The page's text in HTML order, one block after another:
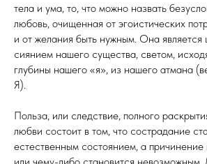
тела и ума, то, что можно назвать
любовь, очищенная от эгоистических
и от желания быть нужным. Она является
сиянием нашего существа, светом,
глубины нашего «я», из нашего атмана
Я).
Польза, или следствие, полного
любви состоит в том, что сострадание
естественным состоянием, а
или чему-либо становится